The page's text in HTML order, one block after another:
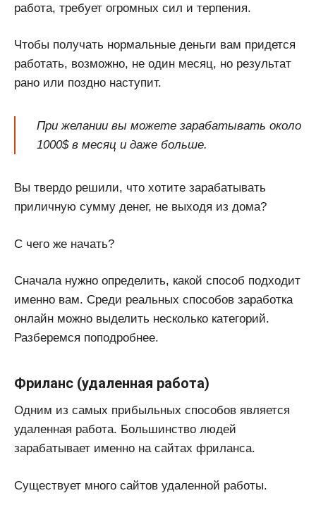
работа, требует огромных сил и терпения.
Чтобы получать нормальные деньги вам придется
работать, возможно, не один месяц, но результат
рано или поздно наступит.
При желании вы можете зарабатывать около
1000$ в месяц и даже больше.
Вы твердо решили, что хотите зарабатывать
приличную сумму денег, не выходя из дома?
С чего же начать?
Сначала нужно определить, какой способ подходит
именно вам. Среди реальных способов заработка
онлайн можно выделить несколько категорий.
Разберемся поподробнее.
Фриланс (удаленная работа)
Одним из самых прибыльных способов является
удаленная работа. Большинство людей
зарабатывает именно на сайтах фриланса.
Существует много сайтов удаленной работы.